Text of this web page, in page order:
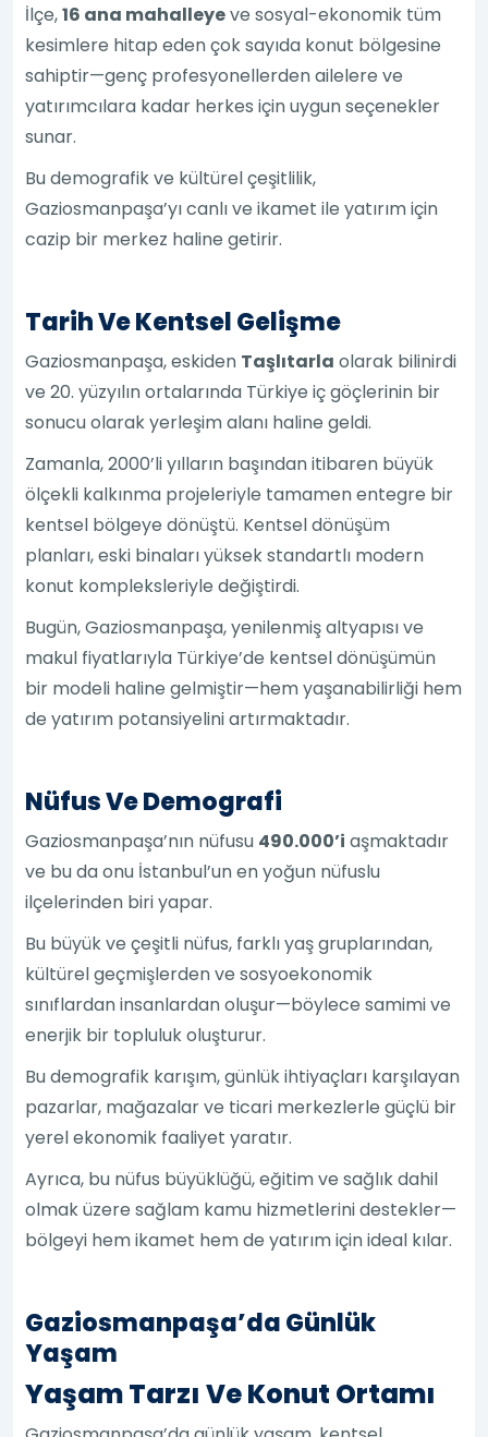
İlçe,16 ana mahalleyeve sosyal-ekonomik tüm
kesimlere hitap eden çok sayıda konut bölgesine
sahiptir—genç profesyonellerden ailelere ve
yatırımcılara kadar herkes için uygun seçenekler
sunar.
Bu demografik ve kültürel çeşitlilik,
Gaziosmanpaşa’yı canlı ve ikamet ile yatırım için
cazip bir merkez haline getirir.
Tarih Ve Kentsel Gelişme
Gaziosmanpaşa, eskiden Taşlıtarla olarak bilinirdi
ve 20. yüzyılın ortalarında Türkiye iç göçlerinin bir
sonucu olarak yerleşim alanı haline geldi.
Zamanla, 2000’li yılların başından itibaren büyük
ölçekli kalkınma projeleriyle tamamen entegre bir
kentsel bölgeye dönüştü. Kentsel dönüşüm
planları, eski binaları yüksek standartlı modern
konut kompleksleriyle değiştirdi.
Bugün, Gaziosmanpaşa, yenilenmiş altyapısı ve
makul fiyatlarıyla Türkiye’de kentsel dönüşümün
bir modeli haline gelmiştir—hem yaşanabilirliği hem
de yatırım potansiyelini artırmaktadır.
Nüfus Ve Demografi
Gaziosmanpaşa’nın nüfusu 490.000’i aşmaktadır
ve bu da onu İstanbul’un en yoğun nüfuslu
ilçelerinden biri yapar.
Bu büyük ve çeşitli nüfus, farklı yaş gruplarından,
kültürel geçmişlerden ve sosyoekonomik
sınıflardan insanlardan oluşur—böylece samimi ve
enerjik bir topluluk oluşturur.
Bu demografik karışım, günlük ihtiyaçları karşılayan
pazarlar, mağazalar ve ticari merkezlerle güçlü bir
yerel ekonomik faaliyet yaratır.
Ayrıca, bu nüfus büyüklüğü, eğitim ve sağlık dahil
olmak üzere sağlam kamu hizmetlerini destekler—
bölgeyi hem ikamet hem de yatırım için ideal kılar.
Gaziosmanpaşa’da Günlük
Yaşam
Yaşam Tarzı Ve Konut Ortamı